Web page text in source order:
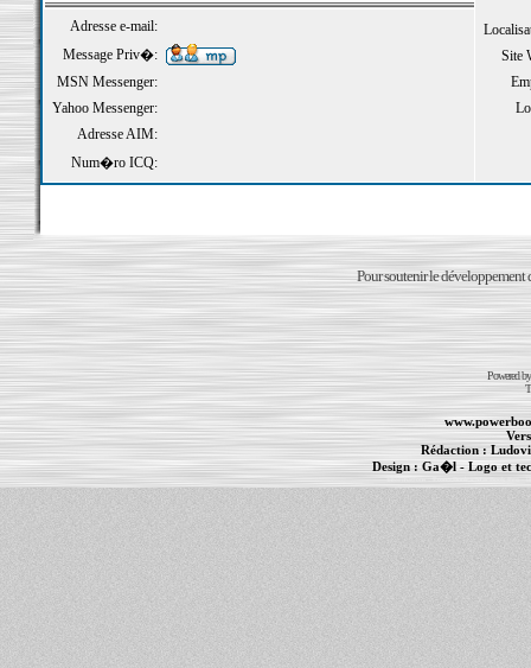
Site
Adresse e-mail:
Message Priv�:
MSN Messenger:
Yahoo Messenger:
Adresse AIM:
Num�ro ICQ:
Pour soutenir le développement
Powered
Rédaction :
Design : Ga�l - Logo et
MacBook Pro